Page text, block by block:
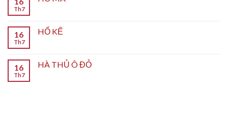
Th7
16
Th7
HỔ KẾ
16
Th7
HÀ THỦ Ô ĐỎ